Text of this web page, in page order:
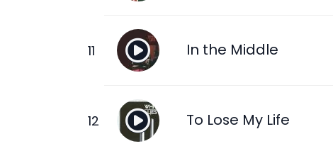
In the Middle
To Lose My Life